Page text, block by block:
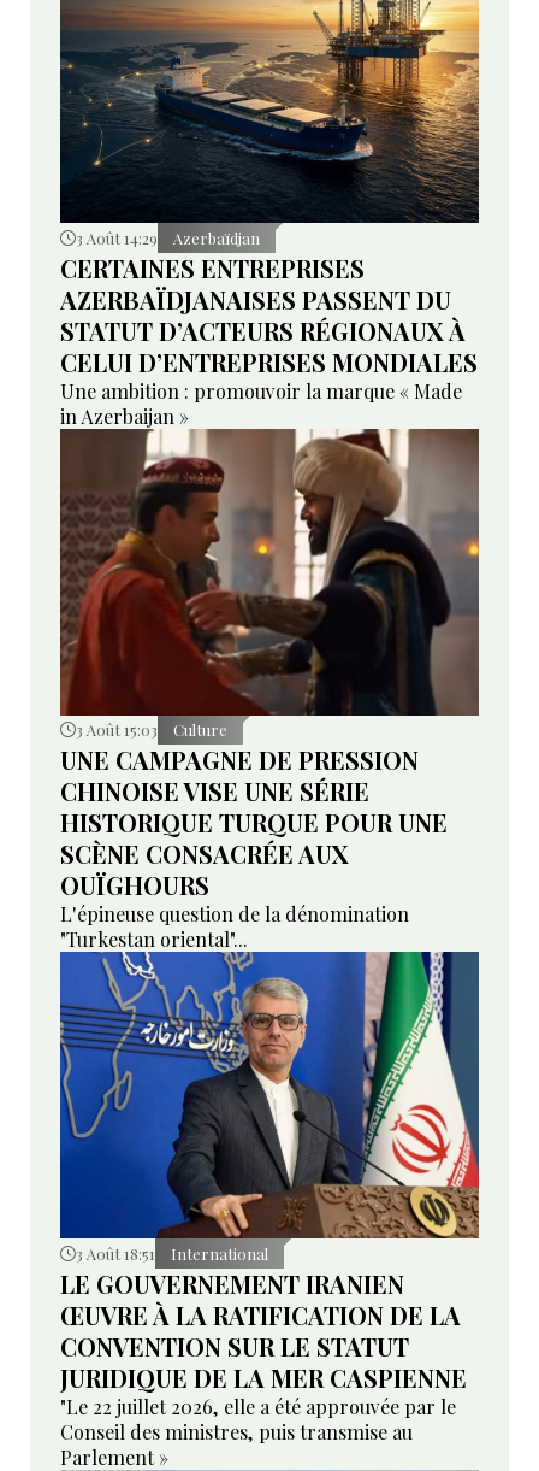
3 Août 14:29 Azerbaïdjan
CERTAINES ENTREPRISES
AZERBAÏDJANAISES PASSENT DU
STATUT D’ACTEURS RÉGIONAUX À
CELUI D’ENTREPRISES MONDIALES
Une ambition : promouvoir la marque « Made
in Azerbaijan »
3 Août 15:03 Culture
UNE CAMPAGNE DE PRESSION
CHINOISE VISE UNE SÉRIE
HISTORIQUE TURQUE POUR UNE
SCÈNE CONSACRÉE AUX
OUÏGHOURS
L'épineuse question de la dénomination
"Turkestan oriental"...
3 Août 18:51 International
LE GOUVERNEMENT IRANIEN
ŒUVRE À LA RATIFICATION DE LA
CONVENTION SUR LE STATUT
JURIDIQUE DE LA MER CASPIENNE
"Le 22 juillet 2026, elle a été approuvée par le
Conseil des ministres, puis transmise au
Parlement »